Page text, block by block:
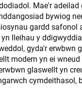
Mae'r
bywiog
gardd
lleihau y
gyda'r
modern yn ei
glaswellt yn
cymdeithasol,